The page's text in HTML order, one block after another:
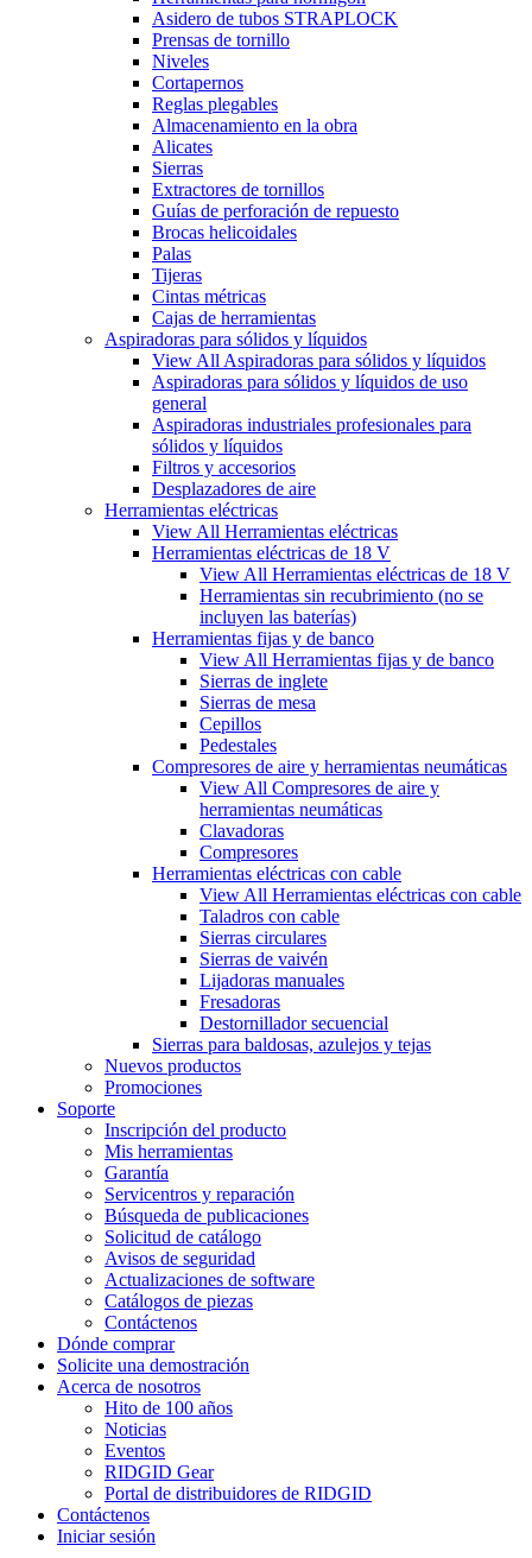
Asidero de tubos STRAPLOCK
Prensas de tornillo
Niveles
Cortapernos
Reglas plegables
Almacenamiento en la obra
Alicates
Sierras
Extractores de tornillos
Guías de perforación de repuesto
Brocas helicoidales
Palas
Tijeras
Cintas métricas
Cajas de herramientas
Aspiradoras para sólidos y líquidos
View All Aspiradoras para sólidos y líquidos
Aspiradoras para sólidos y líquidos de uso
general
Aspiradoras industriales profesionales para
sólidos y líquidos
Filtros y accesorios
Desplazadores de aire
Herramientas eléctricas
View All Herramientas eléctricas
Herramientas eléctricas de 18 V
View All Herramientas eléctricas de 18 V
Herramientas sin recubrimiento (no se
incluyen las baterías)
Herramientas fijas y de banco
View All Herramientas fijas y de banco
Sierras de inglete
Sierras de mesa
Cepillos
Pedestales
Compresores de aire y herramientas neumáticas
View All Compresores de aire y
herramientas neumáticas
Clavadoras
Compresores
Herramientas eléctricas con cable
View All Herramientas eléctricas con cable
Taladros con cable
Sierras circulares
Sierras de vaivén
Lijadoras manuales
Fresadoras
Destornillador secuencial
Sierras para baldosas, azulejos y tejas
Nuevos productos
Promociones
Soporte
Inscripción del producto
Mis herramientas
Garantía
Servicentros y reparación
Búsqueda de publicaciones
Solicitud de catálogo
Avisos de seguridad
Actualizaciones de software
Catálogos de piezas
Contáctenos
Dónde comprar
Solicite una demostración
Acerca de nosotros
Hito de 100 años
Noticias
Eventos
RIDGID Gear
Portal de distribuidores de RIDGID
Contáctenos
Iniciar sesión